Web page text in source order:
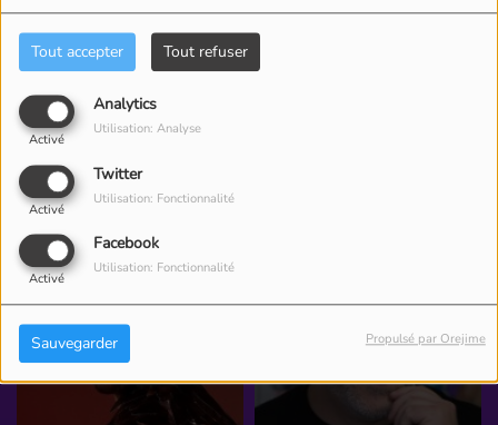
Tout accepter Tout refuser
Analytics
Activé
Utilisation: Analyse
Twitter
Activé
Utilisation: Fonctionnalité
Facebook
Activé
Utilisation: Fonctionnalité
Sauvegarder Propulsé par Orejime